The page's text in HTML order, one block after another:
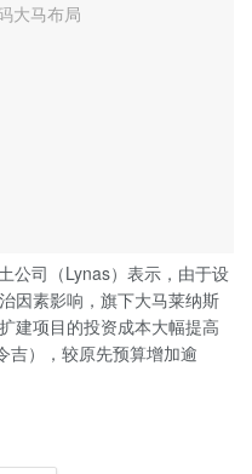
公司（Lynas）表示，由于设
因素影响，旗下大马莱纳斯
建项目的投资成本大幅提高
吉），较原先预算增加逾